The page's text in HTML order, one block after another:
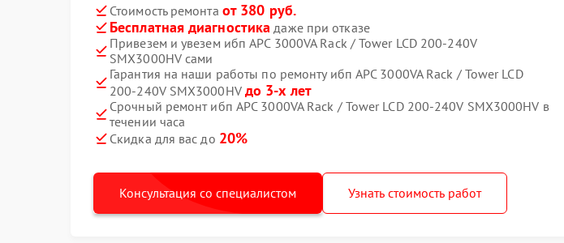
Стоимость ремонта от 380 руб.
Бесплатная диагностика даже при отказе
Привезем и увезем ибп APC 3000VA Rack / Tower LCD 200-240V
SMX3000HV сами
Гарантия на наши работы по ремонту ибп APC 3000VA Rack / Tower LCD
200-240V SMX3000HV до 3-х лет
Срочный ремонт ибп APC 3000VA Rack / Tower LCD 200-240V SMX3000HV в
течении часа
Скидка для вас до 20%
Консультация со специалистом Узнать стоимость работ